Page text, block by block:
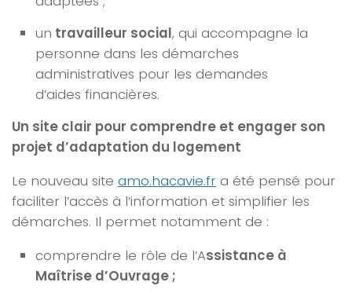
un travailleur social, qui accompagne la
personne dans les démarches
administratives pour les demandes
d’aides financières.
Un site clair pour comprendre et engager son
projet d’adaptation du logement
Le nouveau site amo.hacavie.fr a été pensé pour
faciliter l’accès à l’information et simplifier les
démarches. Il permet notamment de :
comprendre le rôle de l’Assistance à
Maîtrise d’Ouvrage ;